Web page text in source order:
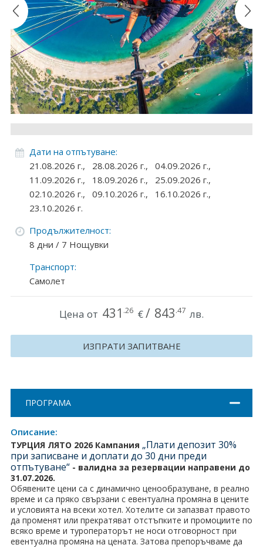
Круизи
Уикенд програми
ДЕСТИНАЦИИ
Египет
Чехия
Тунис
България
Китай
Румъния
Албания
Хърватия
Турция
Унгария
Испания
Франция
Швеция
ПРАЗНИЦИ
Дати на отпътуване:
21.08.2026 г., 28.08.2026 г., 04.09.2026 г.,
11.09.2026 г., 18.09.2026 г., 25.09.2026 г.,
02.10.2026 г., 09.10.2026 г., 16.10.2026 г.,
23.10.2026 г.
Продължителност:
8 дни / 7 Нощувки
Транспорт:
Самолет
Цена от 431 .26 €/ 843.47 лв.
ИЗПРАТИ ЗАПИТВАНЕ
ПРОГРАМА
Описание:
ТУРЦИЯ ЛЯТО 2026 Кампания „Плати депозит 30%
при записване и доплати до 30 дни преди
отпътуване“ - валидна за резервации направени до
31.07.2026.
Обявените цени са с динамично ценообразуване, в реално
време и са пряко свързани с евентуална промяна в цените
и условията на всеки хотел. Хотелите си запазват правото
да променят или прекратяват отстъпките и промоциите по
всяко време и туроператорът не носи отговорност при
евентуална промяна на цената. Затова препоръчваме да